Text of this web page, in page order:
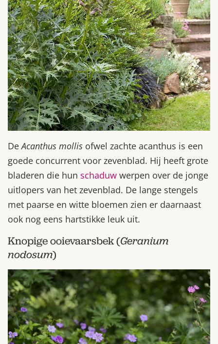
DeAcanthus mollis ofwel zachte acanthus is een
goede concurrent voor zevenblad. Hij heeft grote
bladeren die hun schaduw werpen over de jonge
uitlopers van het zevenblad. De lange stengels
met paarse en witte bloemen zien er daarnaast
ook nog eens hartstikke leuk uit.
Knopige ooievaarsbek (Geranium
nodosum)